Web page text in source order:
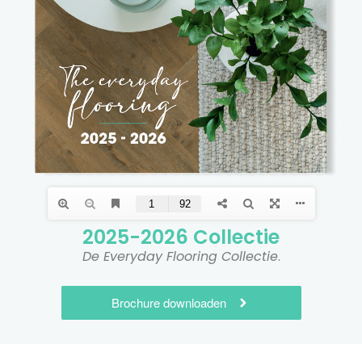
2025-2026 Collectie​
De Everyday Flooring Collectie.
Brochure downloaden